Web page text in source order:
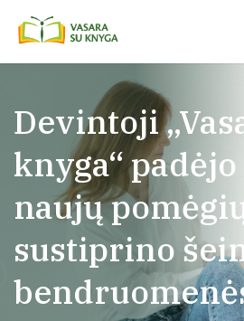
Devintoji
knyga“
naujų
sustiprino